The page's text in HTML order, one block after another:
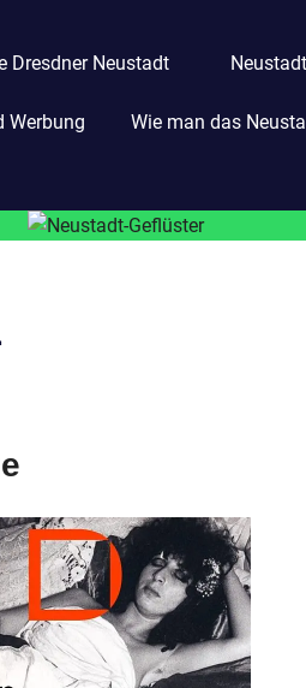
Dresdner Neustadt
Werbung Wie man das